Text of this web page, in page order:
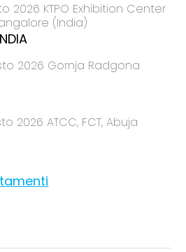
2026 KTPO Exhibition Center
(India)
2026 Gornja Radgona
2026 ATCC, FCT, Abuja